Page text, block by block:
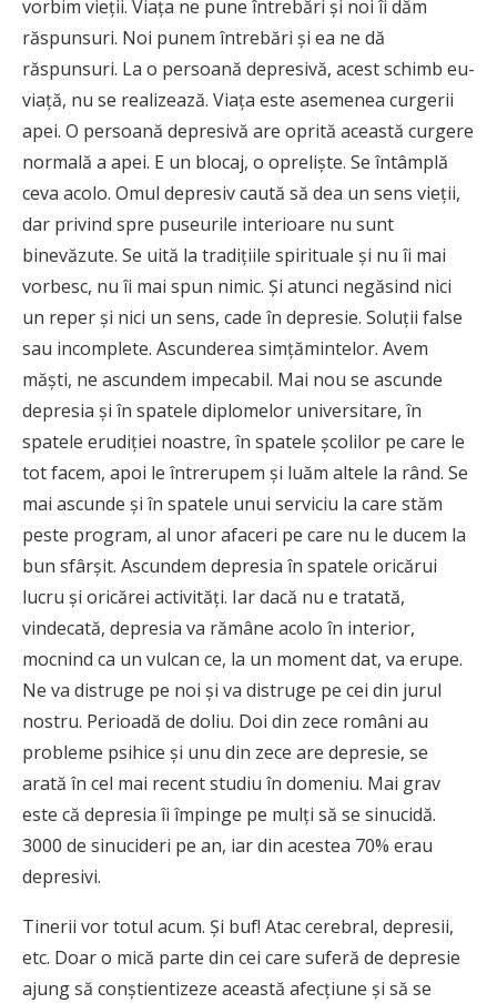
vorbim vieţii. Viaţa ne pune întrebări şi noi îi dăm
răspunsuri. Noi punem întrebări şi ea ne dă
răspunsuri. La o persoană depresivă, acest schimb eu-
viaţă, nu se realizează. Viaţa este asemenea curgerii
apei. O persoană depresivă are oprită această curgere
normală a apei. E un blocaj, o oprelişte. Se întâmplă
ceva acolo. Omul depresiv caută să dea un sens vieţii,
dar privind spre puseurile interioare nu sunt
binevăzute. Se uită la tradiţiile spirituale şi nu îi mai
vorbesc, nu îi mai spun nimic. Şi atunci negăsind nici
un reper şi nici un sens, cade în depresie. Soluţii false
sau incomplete. Ascunderea simţămintelor. Avem
măşti, ne ascundem impecabil. Mai nou se ascunde
depresia şi în spatele diplomelor universitare, în
spatele erudiţiei noastre, în spatele şcolilor pe care le
tot facem, apoi le întrerupem şi luăm altele la rând. Se
mai ascunde şi în spatele unui serviciu la care stăm
peste program, al unor afaceri pe care nu le ducem la
bun sfârşit. Ascundem depresia în spatele oricărui
lucru şi oricărei activităţi. Iar dacă nu e tratată,
vindecată, depresia va rămâne acolo în interior,
mocnind ca un vulcan ce, la un moment dat, va erupe.
Ne va distruge pe noi şi va distruge pe cei din jurul
nostru. Perioadă de doliu. Doi din zece români au
probleme psihice şi unu din zece are depresie, se
arată în cel mai recent studiu în domeniu. Mai grav
este că depresia îi împinge pe mulţi să se sinucidă.
3000 de sinucideri pe an, iar din acestea 70% erau
depresivi.
Tinerii vor totul acum. Şi buf! Atac cerebral, depresii,
etc. Doar o mică parte din cei care suferă de depresie
ajung să conştientizeze această afecţiune şi să se